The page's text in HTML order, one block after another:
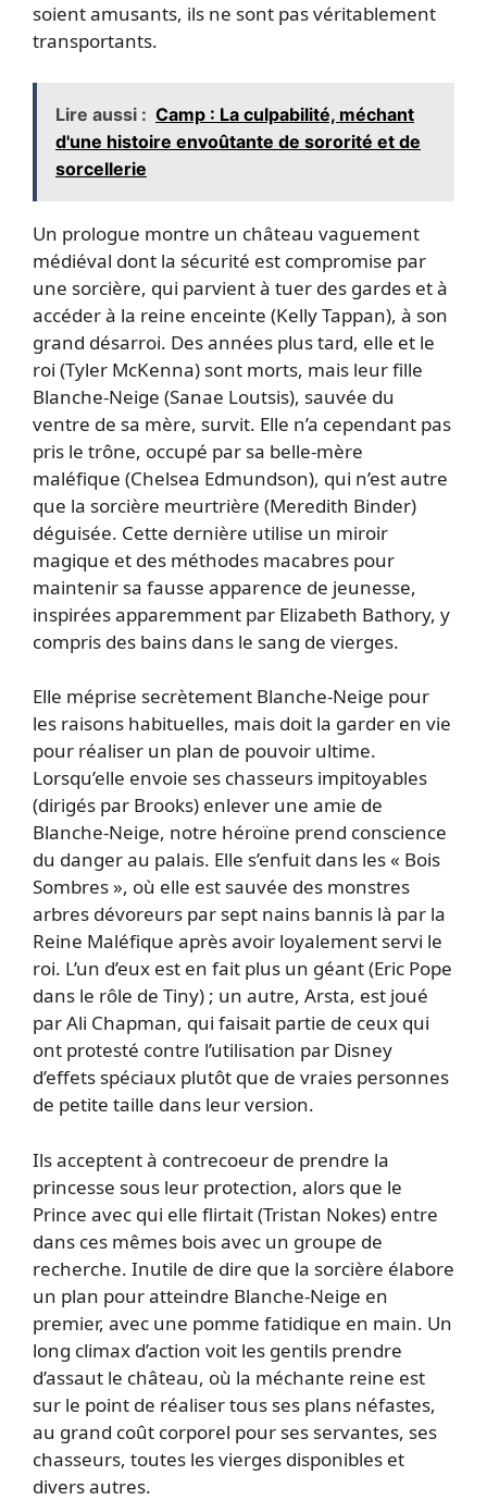
soient amusants, ils ne sont pas véritablement
transportants.
Lire aussi : Camp : La culpabilité, méchant
d'une histoire envoûtante de sororité et de
sorcellerie
Un prologue montre un château vaguement
médiéval dont la sécurité est compromise par
une sorcière, qui parvient à tuer des gardes et à
accéder à la reine enceinte (Kelly Tappan), à son
grand désarroi. Des années plus tard, elle et le
roi (Tyler McKenna) sont morts, mais leur fille
Blanche-Neige (Sanae Loutsis), sauvée du
ventre de sa mère, survit. Elle n’a cependant pas
pris le trône, occupé par sa belle-mère
maléfique (Chelsea Edmundson), qui n’est autre
que la sorcière meurtrière (Meredith Binder)
déguisée. Cette dernière utilise un miroir
magique et des méthodes macabres pour
maintenir sa fausse apparence de jeunesse,
inspirées apparemment par Elizabeth Bathory, y
compris des bains dans le sang de vierges.
Elle méprise secrètement Blanche-Neige pour
les raisons habituelles, mais doit la garder en vie
pour réaliser un plan de pouvoir ultime.
Lorsqu’elle envoie ses chasseurs impitoyables
(dirigés par Brooks) enlever une amie de
Blanche-Neige, notre héroïne prend conscience
du danger au palais. Elle s’enfuit dans les « Bois
Sombres », où elle est sauvée des monstres
arbres dévoreurs par sept nains bannis là par la
Reine Maléfique après avoir loyalement servi le
roi. L’un d’eux est en fait plus un géant (Eric Pope
dans le rôle de Tiny) ; un autre, Arsta, est joué
par Ali Chapman, qui faisait partie de ceux qui
ont protesté contre l’utilisation par Disney
d’effets spéciaux plutôt que de vraies personnes
de petite taille dans leur version.
Ils acceptent à contrecoeur de prendre la
princesse sous leur protection, alors que le
Prince avec qui elle flirtait (Tristan Nokes) entre
dans ces mêmes bois avec un groupe de
recherche. Inutile de dire que la sorcière élabore
un plan pour atteindre Blanche-Neige en
premier, avec une pomme fatidique en main. Un
long climax d’action voit les gentils prendre
d’assaut le château, où la méchante reine est
sur le point de réaliser tous ses plans néfastes,
au grand coût corporel pour ses servantes, ses
chasseurs, toutes les vierges disponibles et
divers autres.